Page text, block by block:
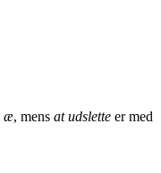
æ, mens at udslette er med